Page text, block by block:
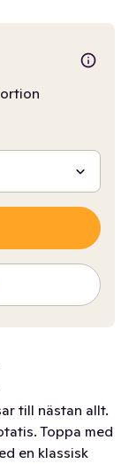
till nästan allt.
Toppa med
en klassisk